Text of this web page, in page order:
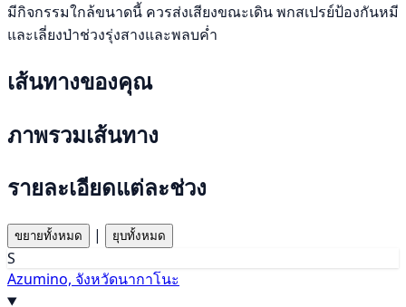
มีกิจกรรมใกล้ขนาดนี้ ควรส่งเสียงขณะเดิน พกสเปรย์ป้องกันหมี
และเลี่ยงป่าช่วงรุ่งสางและพลบค่ำ
เส้นทางของคุณ
ภาพรวมเส้นทาง
รายละเอียดแต่ละช่วง
ขยายทั้งหมด | ยุบทั้งหมด
S
Azumino, จังหวัดนากาโนะ